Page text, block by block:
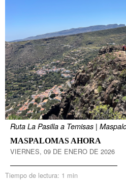
Ruta La Pasilla a Temisas |
MASPALOMAS AHORA
VIERNES, 09 DE ENERO DE 2026
Tiempo de lectura: 1 min